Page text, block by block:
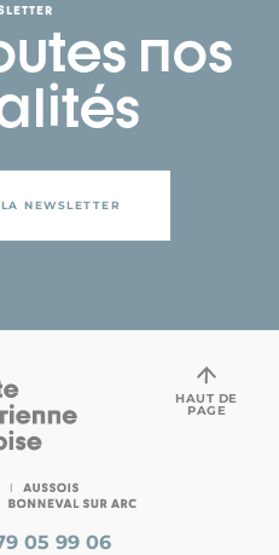
nos
NEWSLETTER
05 99 06
HAUT DE
PAGE